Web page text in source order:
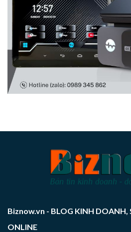
Biznow.vn - BLOG KINH DOANH,
ONLINE